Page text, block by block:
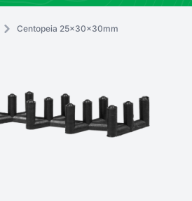
Centopeia 25x30x30mm